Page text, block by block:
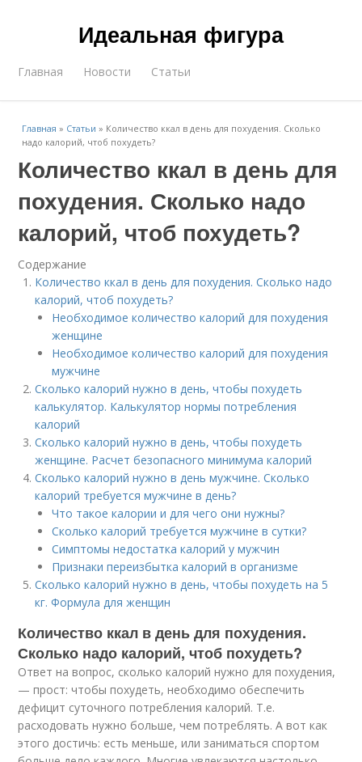
Идеальная фигура
Главная Новости Статьи
Главная » Статьи » Количество ккал в день для похудения. Сколько
надо калорий, чтоб похудеть?
Количество ккал в день для
похудения. Сколько надо
калорий, чтоб похудеть?
Содержание
Количество ккал в день для похудения. Сколько надо
калорий, чтоб похудеть?
Необходимое количество калорий для похудения
женщине
Необходимое количество калорий для похудения
мужчине
Сколько калорий нужно в день, чтобы похудеть
калькулятор. Калькулятор нормы потребления
калорий
Сколько калорий нужно в день, чтобы похудеть
женщине. Расчет безопасного минимума калорий
Сколько калорий нужно в день мужчине. Сколько
калорий требуется мужчине в день?
Что такое калории и для чего они нужны?
Сколько калорий требуется мужчине в сутки?
Симптомы недостатка калорий у мужчин
Признаки переизбытка калорий в организме
Сколько калорий нужно в день, чтобы похудеть на 5
кг. Формула для женщин
Количество ккал в день для похудения.
Сколько надо калорий, чтоб похудеть?
Ответ на вопрос, сколько калорий нужно для похудения,
— прост: чтобы похудеть, необходимо обеспечить
дефицит суточного потребления калорий. Т.е.
расходовать нужно больше, чем потреблять. А вот как
этого достичь: есть меньше, или заниматься спортом